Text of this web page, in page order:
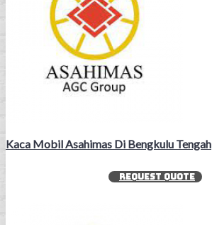
Kaca Mobil Asahimas Di Bengkulu Tengah
REQUEST QUOTE